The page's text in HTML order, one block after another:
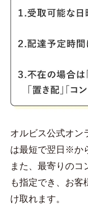
オルビス公式オン
は最短で翌日※か
また、最寄りのコ
も指定でき、お客
け取れます。